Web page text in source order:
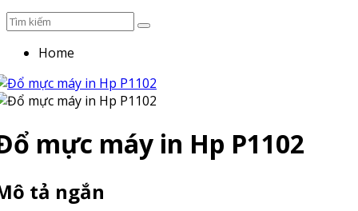
Home
mực máy in Hp P1102
tả ngắn